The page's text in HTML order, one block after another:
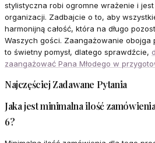
stylistyczna robi ogromne wrażenie i
organizacji. Zadbajcie o to, aby
harmonijną całość, która na długo
Waszych gości. Zaangażowanie
to świetny pomysł, dlatego sprawdźcie,
zaangażować Pana Młodego w
Najczęściej Zadawane Pytania
Jaka jest minimalna ilość
6?